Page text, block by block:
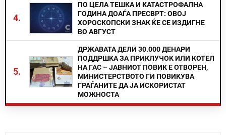
4.
ПО ЦЕЛА ТЕШКА И КАТАСТРОФАЛНА
ГОДИНА ДОАЃА ПРЕСВРТ: ОВОЈ
ХОРОСКОПСКИ ЗНАК ЌЕ СЕ ИЗДИГНЕ
ВО АВГУСТ
5.
ДРЖАВАТА ДЕЛИ 30.000 ДЕНАРИ
ПОДДРШКА ЗА ПРИКЛУЧОК ИЛИ КОТЕЛ
НА ГАС – ЈАВНИОТ ПОВИК Е ОТВОРЕН,
МИНИСТЕРСТВОТО ГИ ПОВИКУВА
ГРАЃАНИТЕ ДА ЈА ИСКОРИСТАТ
МОЖНОСТА